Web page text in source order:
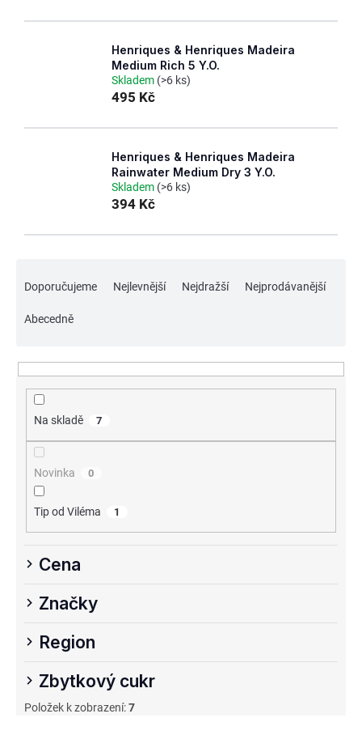
Henriques & Henriques Madeira
Medium Rich 5 Y.O.
Skladem (>6 ks)
495 Kč
Henriques & Henriques Madeira
Rainwater Medium Dry 3 Y.O.
Skladem (>6 ks)
394 Kč
a
z
n
k
Doporučujeme Nejlevnější Nejdražší Nejprodávanější
Abecedně
Na skladě 7
Novinka 0
Tip od Viléma 1
Cena
Značky
Region
Zbytkový cukr
Položek k zobrazení:7